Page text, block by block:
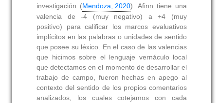
investigación (Mendoza, 2020). Afinn tiene una
valencia de -4 (muy negativo) a +4 (muy
positivo) para calificar los marcos evaluativos
implícitos en las palabras o unidades de sentido
que posee su léxico. En el caso de las valencias
que hicimos sobre el lenguaje vernáculo local
que detectamos en el momento de desarrollar el
trabajo de campo, fueron hechas en apego al
contexto del sentido de los propios comentarios
analizados, los cuales cotejamos con cada